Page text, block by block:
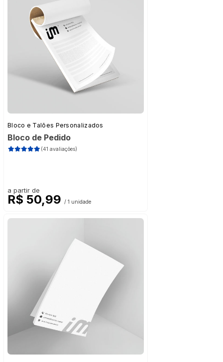
Bloco e Talões Personalizados
Bloco de Pedido
(41 avaliações)
a partir de
R$ 50,99 / 1 unidade